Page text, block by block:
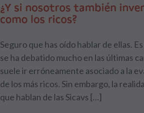
¿Y si nosotros también
como los ricos?
Seguro que has oído hablar de ellas.
se ha debatido mucho en las últimas
suele ir erróneamente asociado a la
de los más ricos. Sin embargo, la
que hablan de las Sicavs […]